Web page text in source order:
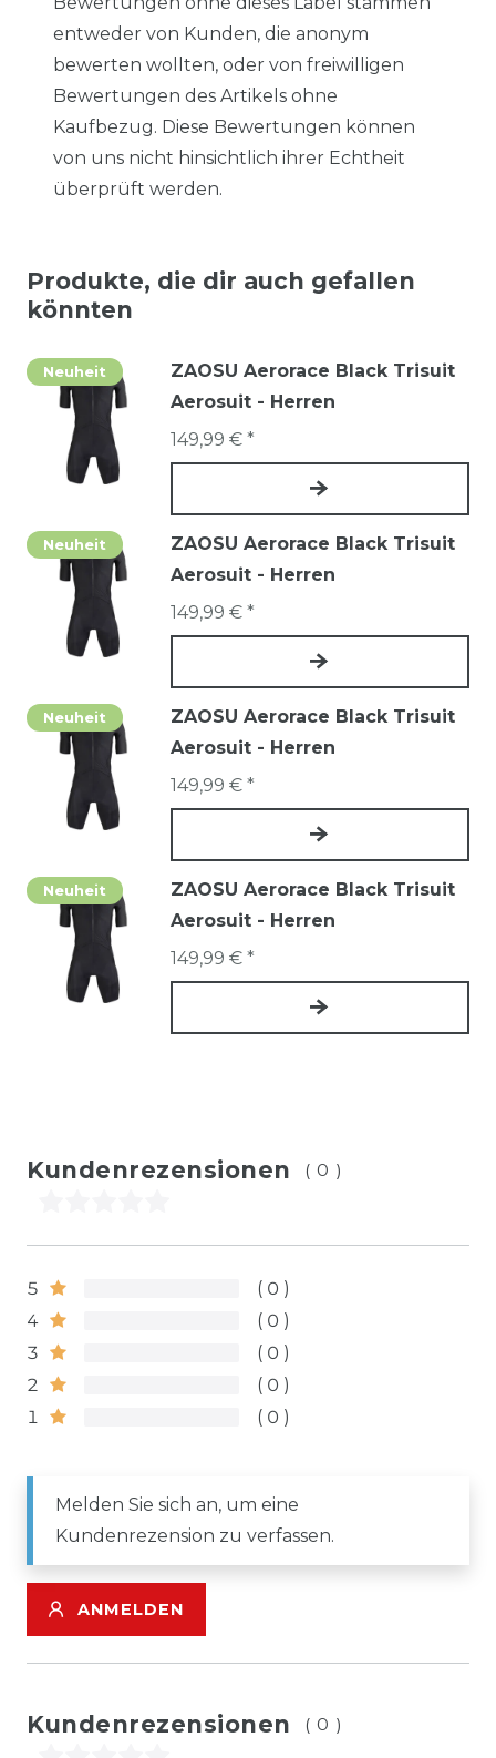
entweder von Kunden, die anonym
bewerten wollten, oder von freiwilligen
Bewertungen des Artikels ohne
Kaufbezug. Diese Bewertungen können
von uns nicht hinsichtlich ihrer Echtheit
überprüft werden.
Produkte, die dir auch gefallen
könnten
Neuheit
ZAOSU Aerorace Black Trisuit
Aerosuit - Herren
149,99 € *
Neuheit
ZAOSU Aerorace Black Trisuit
Aerosuit - Herren
149,99 € *
Neuheit
ZAOSU Aerorace Black Trisuit
Aerosuit - Herren
149,99 € *
Neuheit
ZAOSU Aerorace Black Trisuit
Aerosuit - Herren
149,99 € *
Kundenrezensionen (0)
5
0
4
0
3
0
2
0
1
0
Melden Sie sich an, um eine
Kundenrezension zu verfassen.
ANMELDEN
Kundenrezensionen (0)